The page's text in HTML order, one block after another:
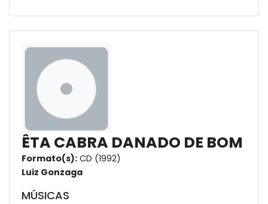
ÊTA CABRA DANADO DE BOM
Formato(s): CD (1992)
Luiz Gonzaga
MÚSICAS